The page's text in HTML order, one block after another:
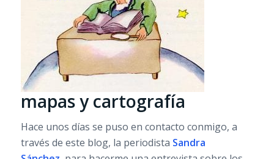
mapas y cartografía
Hace unos días se puso en contacto conmigo, a
través de este blog, la periodista Sandra